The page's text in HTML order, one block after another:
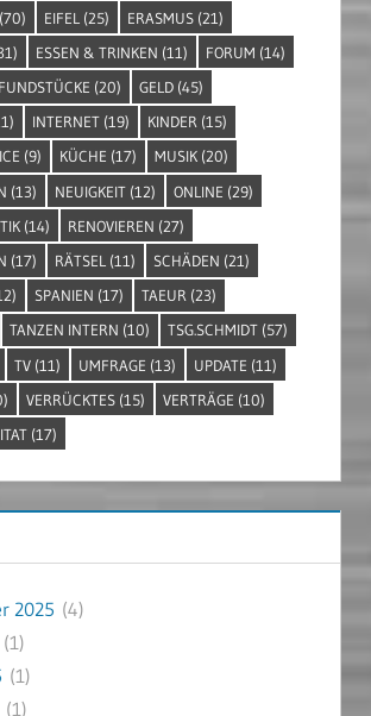
(70) EIFEL (25) ERASMUS (21)
ESSEN & TRINKEN (11) FORUM (14)
FUNDSTÜCKE (20) GELD (45)
INTERNET (19) KINDER (15)
(9) KÜCHE (17) MUSIK (20)
(13) NEUIGKEIT (12) ONLINE (29)
(14) RENOVIEREN (27)
(17) RÄTSEL (11) SCHÄDEN (21)
SPANIEN (17) TAEUR (23)
TANZEN INTERN (10) TSG.SCHMIDT (57)
TV (11) UMFRAGE (13) UPDATE (11)
VERRÜCKTES (15) VERTRÄGE (10)
(17)
2025 (4)
(1)
(1)
(1)